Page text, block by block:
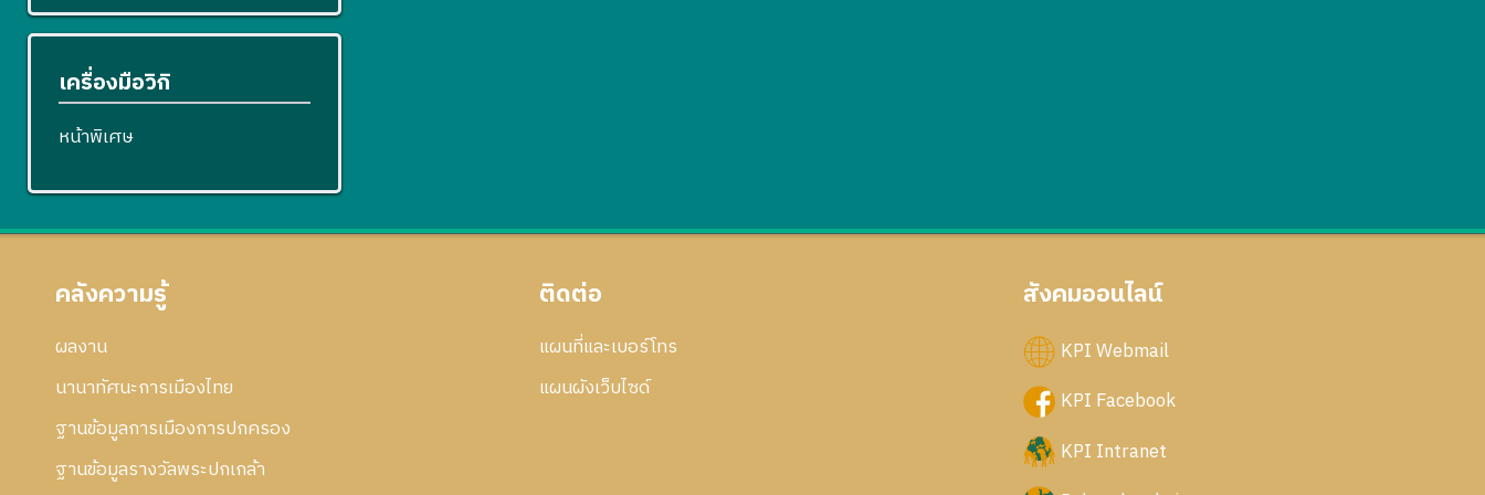
เครื่องมือวิกิ
หน้าพิเศษ
คลังความรู้
ผลงาน
นานาทัศนะการเมืองไทย
ฐานข้อมูลการเมืองการปกครอง
ฐานข้อมูลรางวัลพระปกเกล้า
ติดต่อ
แผนที่และเบอร์โทร
แผนผังเว็บไซด์
สังคมออนไลน์
KPI Webmail
KPI Facebook
KPI Intranet